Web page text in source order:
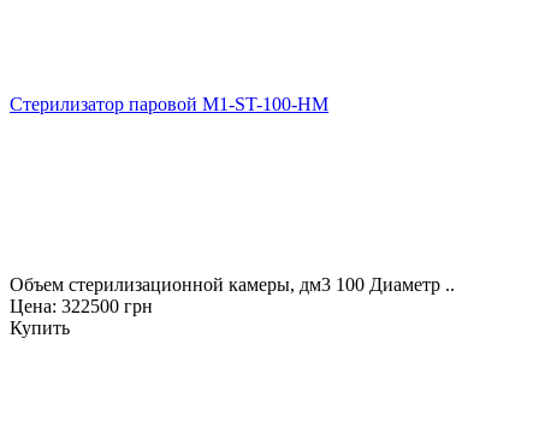
Стерилизатор паровой M1-ST-100-HМ
Объем стерилизационной камеры, дм3 100 Диаметр ..
Цена: 322500 грн
Купить